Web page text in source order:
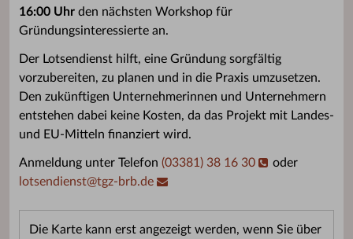
16:00 Uhr den nächsten Workshop für
Gründungsinteressierte an.
Der Lotsendienst hilft, eine Gründung sorgfältig
vorzubereiten, zu planen und in die Praxis umzusetzen.
Den zukünftigen Unternehmerinnen und Unternehmern
entstehen dabei keine Kosten, da das Projekt mit Landes-
und EU-Mitteln finanziert wird.
Anmeldung unter Telefon (03381) 38 16 30
oder
lotsendienst@tgz-brb.de
Die Karte kann erst angezeigt werden, wenn Sie über